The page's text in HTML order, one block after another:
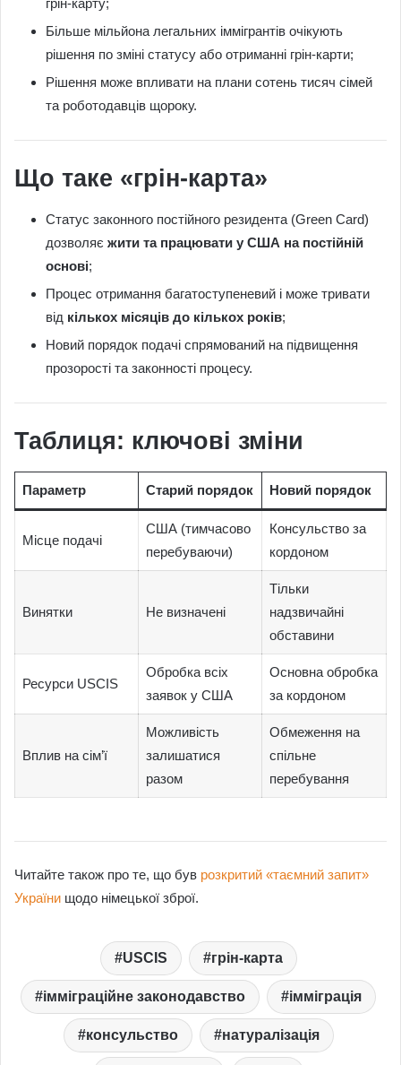
Більше мільйона легальних іммігрантів очікують
рішення по зміні статусу або отриманні грін-карти;
Рішення може впливати на плани сотень тисяч сімей
та роботодавців щороку.
Що таке «грін-карта»
Статус законного постійного резидента (Green Card)
дозволяє жити та працювати у США на постійній
основі;
Процес отримання багатоступеневий і може тривати
від кількох місяців до кількох років;
Новий порядок подачі спрямований на підвищення
прозорості та законності процесу.
Таблиця: ключові зміни
Параметр Старий порядок Новий порядок
Місце подачі
США (тимчасово
перебуваючи)
Консульство за
кордоном
Винятки Не визначені
Тільки
надзвичайні
обставини
Ресурси USCIS
Обробка всіх
заявок у США
Основна обробка
за кордоном
Вплив на сім’ї
Можливість
залишатися
разом
Обмеження на
спільне
перебування
Читайте також про те, що був розкритий «таємний запит»
України щодо німецької зброї.
USCIS грін-карта
імміграційне законодавство імміграція
консульство натуралізація